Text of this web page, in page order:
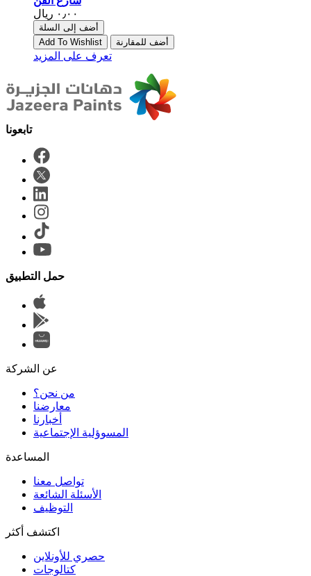
أضف إلى السلة
Add To Wishlist
أضف للمقارنة
تعرف على المزيد
حمل التطبيق
عن الشركة
من نحن؟
المسوؤلية الإجتماعية
تواصل معنا
الأسئلة الشائعة
التوظيف
اكتشف أكثر
حصري للأونلاين